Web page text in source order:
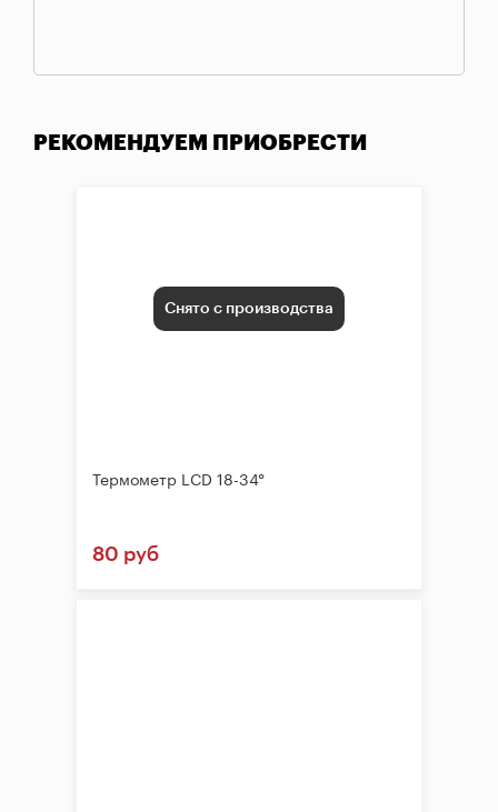
РЕКОМЕНДУЕМ ПРИОБРЕСТИ
Снято с производства
Термометр LCD 18-34°
80 руб